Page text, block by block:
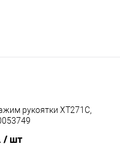
рукоятки XT271C,
/ шт